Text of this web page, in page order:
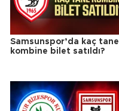
Samsunspor’da kaç tane
kombine bilet satıldı?